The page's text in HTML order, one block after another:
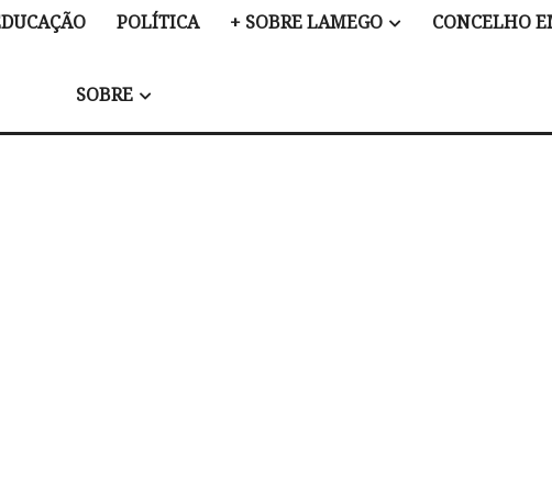
POLÍTICA + SOBRE LAMEGO CONCELHO
SOBRE